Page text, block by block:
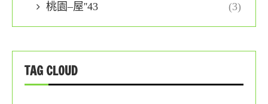
桃園–屋''43 (3)
TAG CLOUD